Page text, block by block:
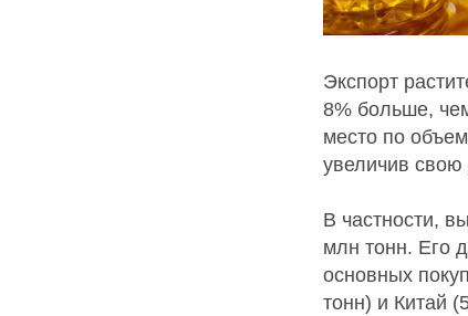
Экспорт
8% больше,
место по
увеличив
В частности,
млн тонн. Его
основных
тонн) и Китай